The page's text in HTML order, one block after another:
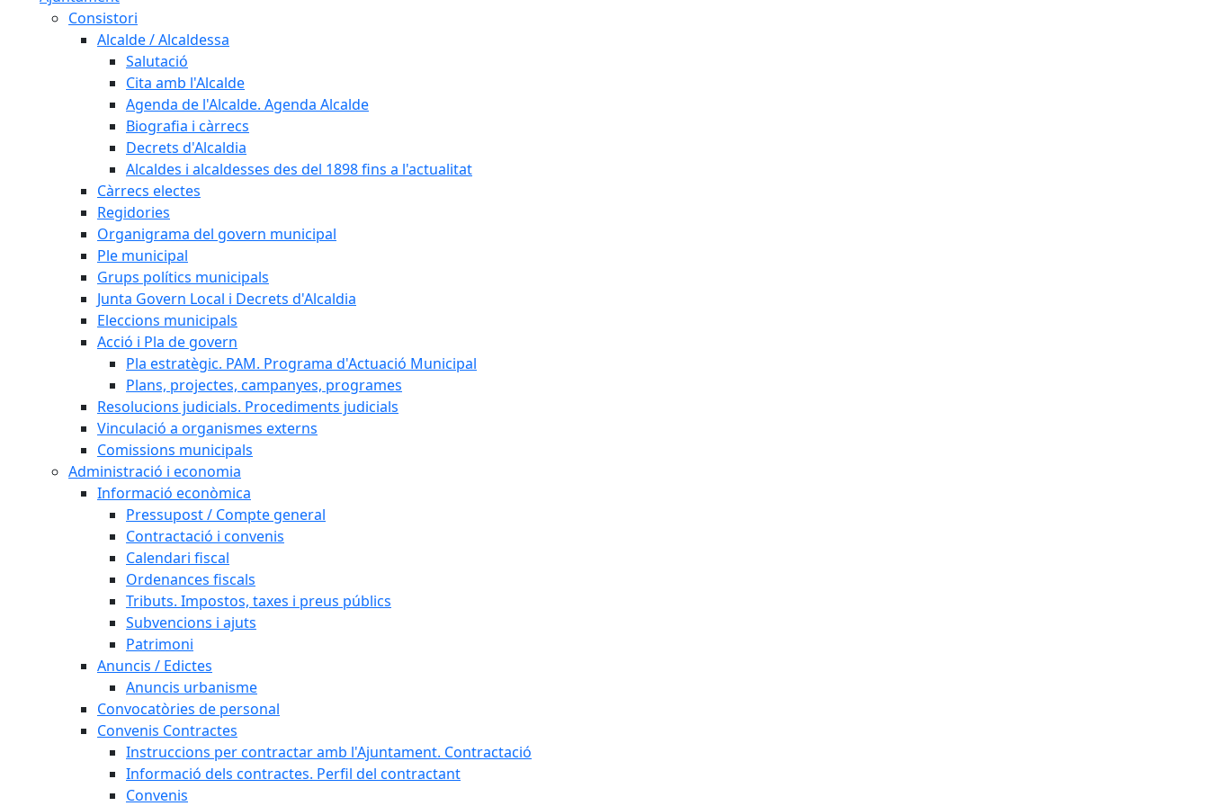
Consistori
Alcalde / Alcaldessa
Salutació
Cita amb l'Alcalde
Agenda de l'Alcalde. Agenda Alcalde
Biografia i càrrecs
Decrets d'Alcaldia
Alcaldes i alcaldesses des del 1898 fins a l'actualitat
Càrrecs electes
Regidories
Organigrama del govern municipal
Ple municipal
Grups polítics municipals
Junta Govern Local i Decrets d'Alcaldia
Eleccions municipals
Acció i Pla de govern
Pla estratègic. PAM. Programa d'Actuació Municipal
Plans, projectes, campanyes, programes
Resolucions judicials. Procediments judicials
Vinculació a organismes externs
Comissions municipals
Administració i economia
Informació econòmica
Pressupost / Compte general
Contractació i convenis
Calendari fiscal
Ordenances fiscals
Tributs. Impostos, taxes i preus públics
Subvencions i ajuts
Patrimoni
Anuncis / Edictes
Anuncis urbanisme
Convocatòries de personal
Convenis Contractes
Instruccions per contractar amb l'Ajuntament. Contractació
Informació dels contractes. Perfil del contractant
Convenis